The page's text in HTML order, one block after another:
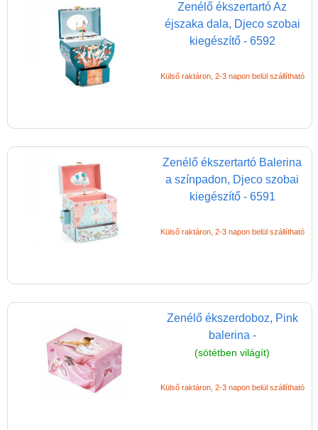
Zenélő ékszertartó Az
éjszaka dala, Djeco szobai
kiegészítő - 6592
Külső raktáron, 2-3 napon belül szállítható
Zenélő ékszertartó Balerina
a színpadon, Djeco szobai
kiegészítő - 6591
Külső raktáron, 2-3 napon belül szállítható
Zenélő ékszerdoboz, Pink
balerina -
(sötétben világít)
Külső raktáron, 2-3 napon belül szállítható